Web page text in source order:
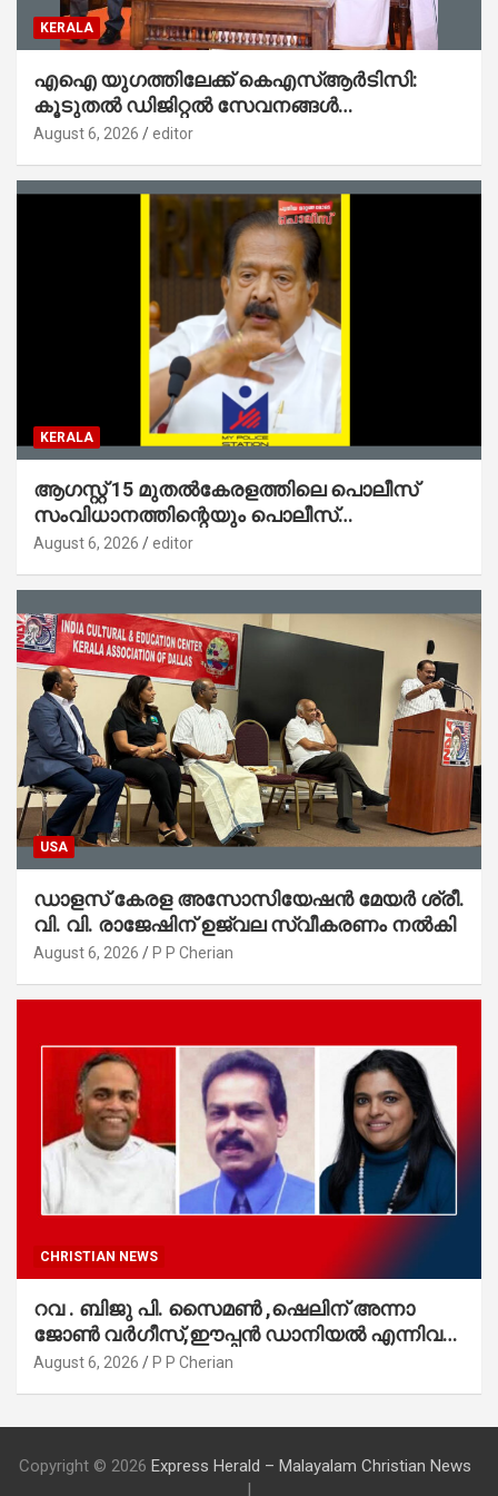
KERALA
എഐ യുഗത്തിലേക്ക് കെഎസ്ആർടിസി:
കൂടുതൽ ഡിജിറ്റൽ സേവനങ്ങൾ
ജനങ്ങളിലേക്കെത്തിക്കും – മന്ത്രി സി പി
August 6, 2026 editor
KERALA
ആഗസ്റ്റ് 15 മുതല്‍കേരളത്തിലെ പൊലീസ്
സംവിധാനത്തിന്റെയും പൊലീസ്
സ്റ്റേഷനുകളുടെയും മുഖഛായ മാറുകയാണ് :
August 6, 2026 editor
USA
ഡാളസ് കേരള അസോസിയേഷൻ മേയർ ശ്രീ.
വി. വി. രാജേഷിന് ഉജ്വല സ്വീകരണം നൽകി
August 6, 2026 P P Cherian
CHRISTIAN NEWS
റവ . ബിജു പി. സൈമൺ ,ഷെലിന് അന്നാ
ജോൺ വർഗീസ്,ഈപ്പൻ ഡാനിയൽ എന്നിവർ
മാർത്തോമാ സഭാ കൗൺസിലിലേക്കു
August 6, 2026 P P Cherian
Copyright © 2026 Express Herald – Malayalam Christian News